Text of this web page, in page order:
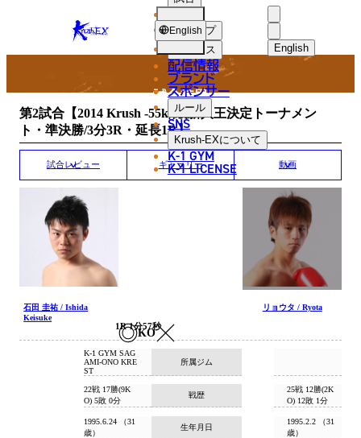
KRUSH-
EX
English
ショップ
ニュース
配信情報
ブランド
スポンサー
ルール
SNS
Krush-EXについて
K-1 GYM
K-1 LICENSE
English
MATCH RESULT
試合結果
第2試合【2014 Krush -55kg級新人王決定トーナメン
ト・準決勝/3分3R・延長1R】
試合レビュー ギャラリー 動画
石田 圭祐 / Ishida
Keisuke
KO
1R 1分57秒
リョウタ / Ryota
所属ジム
K-1 GYM SAG
AMI-ONO KRE
ST
戦歴
22戦 17勝(9K
O) 5敗 0分
25戦 12勝(2K
O) 12敗 1分
生年月日
1995.6.24 （31
歳）
1995.2.2 （31
歳）